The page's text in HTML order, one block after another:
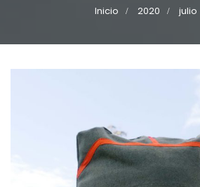
Inicio 2020 julio